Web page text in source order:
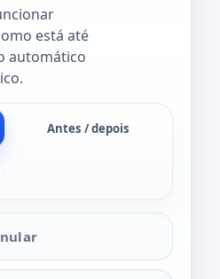
está até
automático
Antes / depois